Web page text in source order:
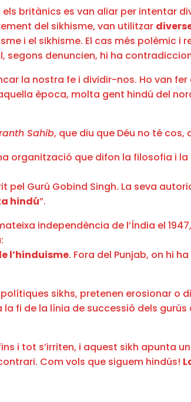
britànics es van aliar per intentar
del sikhisme, van utilitzar
i el sikhisme. El cas més polèmic i
denuncien, hi ha
la nostra fe i dividir-nos. Ho van
època, molta gent hindú del
Sahib, que diu que Déu no té
organització que difon la filosofia i
Gurú Gobind Singh. La seva
hindú”.
independència de l’Índia el
l’hinduisme. Fora del Punjab, on hi
sikhs, pretenen erosionar o
fi de la línia de successió dels
i tot s’irriten, i aquest sikh apunta
Com vols que siguem hindús!